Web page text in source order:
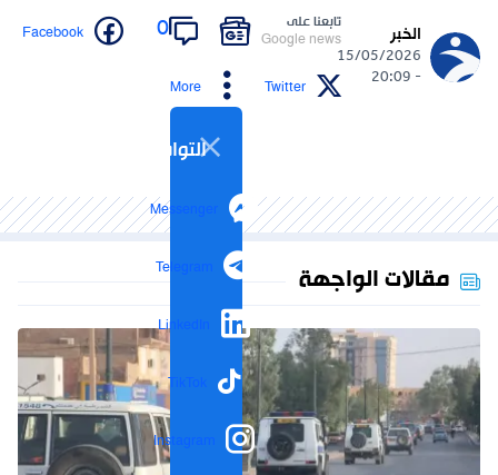
الخبر
15/05/2026
- 20:09
تابعنا على
Google news
0
Facebook
Twitter
More
التواصل الاجتماعي
Messenger
Telegram
LinkedIn
TikTok
Instagram
مقالات الواجهة